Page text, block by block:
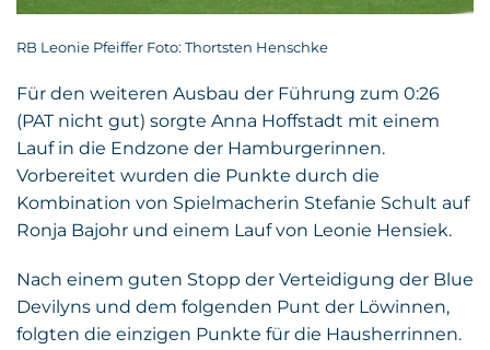
RB Leonie Pfeiffer Foto: Thortsten Henschke
Für den weiteren Ausbau der Führung zum 0:26
(PAT nicht gut) sorgte Anna Hoffstadt mit einem
Lauf in die Endzone der Hamburgerinnen.
Vorbereitet wurden die Punkte durch die
Kombination von Spielmacherin Stefanie Schult auf
Ronja Bajohr und einem Lauf von Leonie Hensiek.
Nach einem guten Stopp der Verteidigung der Blue
Devilyns und dem folgenden Punt der Löwinnen,
folgten die einzigen Punkte für die Hausherrinnen.